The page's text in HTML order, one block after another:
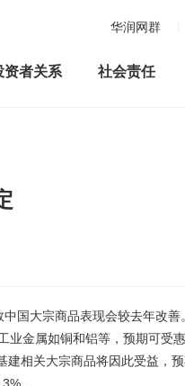
华润网群
资者关系 社会责任
国大宗商品表现会较去年改善。
金属如铜和铝等，预期可受
相关大宗商品将因此受益，